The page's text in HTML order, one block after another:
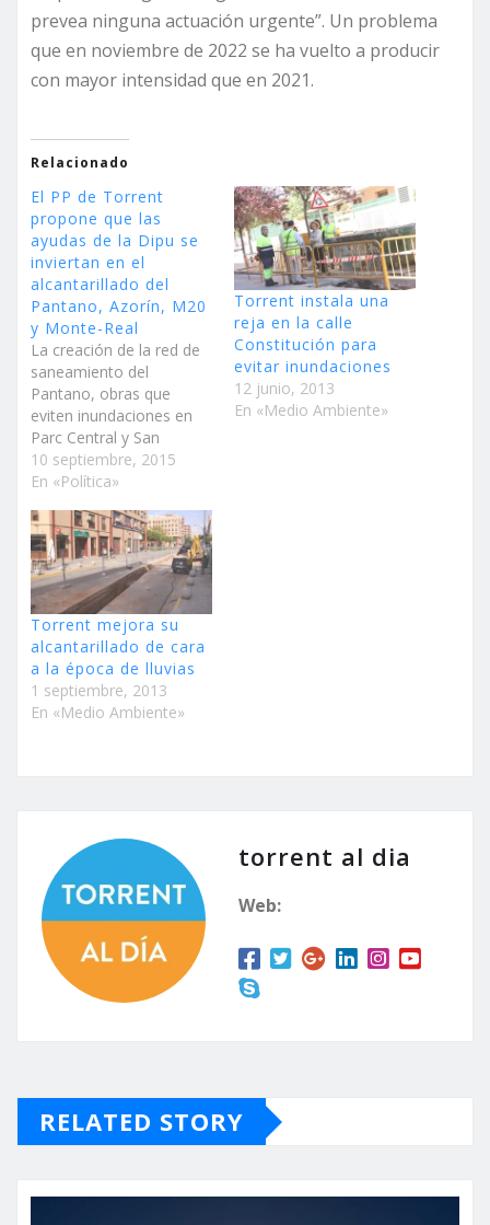
prevea ninguna actuación urgente”. Un problema
que en noviembre de 2022 se ha vuelto a producir
con mayor intensidad que en 2021.
Relacionado
El PP de Torrent
propone que las
ayudas de la Dipu se
inviertan en el
alcantarillado del
Pantano, Azorín, M20
y Monte-Real
La creación de la red de
saneamiento del
Pantano, obras que
eviten inundaciones en
Parc Central y San
Valeriano, conectar la
urbanización Monte-Real
potables y la habilitación
de un aseo adaptado en
la Casa de la Cultura son
las propuestas del
Partido Popular para
solicitar…
10 septiembre, 2015
En «Política»
Torrent instala una
reja en la calle
Constitución para
evitar inundaciones
12 junio, 2013
En «Medio Ambiente»
Torrent mejora su
alcantarillado de cara
a la época de lluvias
1 septiembre, 2013
En «Medio Ambiente»
torrent al dia
Web:
RELATED STORY